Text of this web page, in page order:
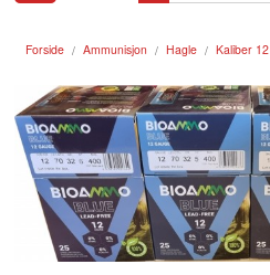
Forside Ammunisjon Hagle Kaliber 12